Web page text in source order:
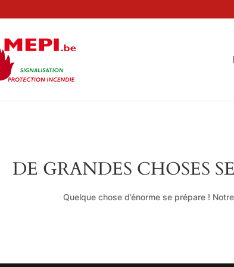
DE GRANDES CHOSES
Quelque chose d’énorme se prépare !